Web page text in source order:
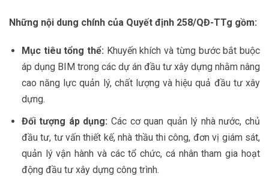
Những nội dung chính của Quyết định 258/QĐ-TTg gồm:
Mục tiêu tổng thể: Khuyến khích và từng bước bắt buộc
áp dụng BIM trong các dự án đầu tư xây dựng nhằm nâng
cao năng lực quản lý, chất lượng và hiệu quả đầu tư xây
dựng.
Đối tượng áp dụng: Các cơ quan quản lý nhà nước, chủ
đầu tư, tư vấn thiết kế, nhà thầu thi công, đơn vị giám sát,
quản lý vận hành và các tổ chức, cá nhân tham gia hoạt
động đầu tư xây dựng công trình.